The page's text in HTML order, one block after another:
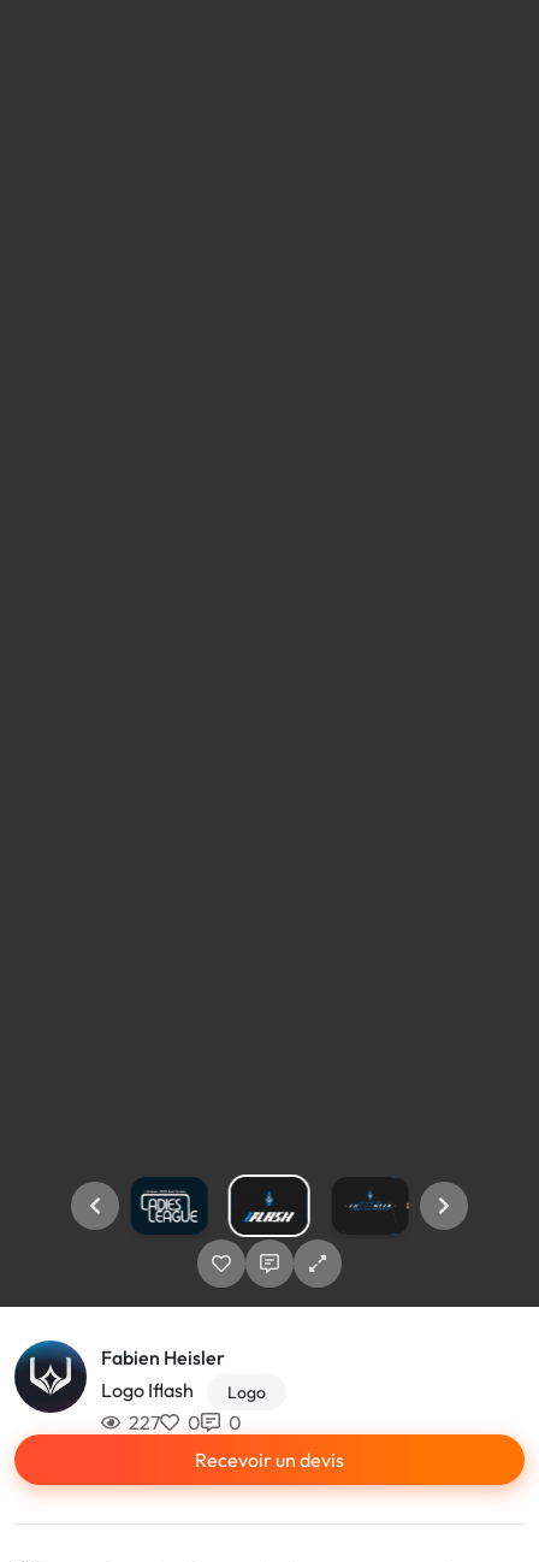
Fabien Heisler
Logo Iflash
Logo
227 0
0
Recevoir un devis